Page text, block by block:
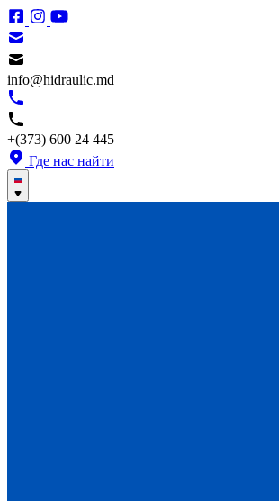
info@hidraulic.md
+(373) 600 24 445
Где нас найти